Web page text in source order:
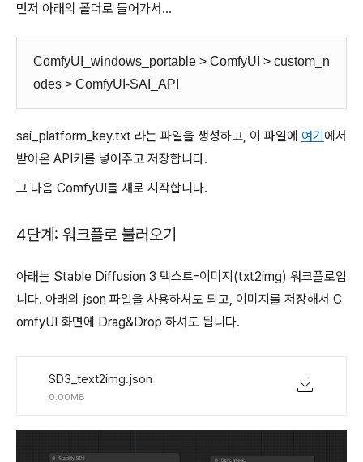
먼저 아래의 폴더로 들어가서...
ComfyUI_windows_portable > ComfyUI > custom_n
odes > ComfyUI-SAI_API
sai_platform_key.txt 라는 파일을 생성하고, 이 파일에 여기에서
받아온 API키를 넣어주고 저장합니다.
그 다음 ComfyUI를 새로 시작합니다.
4단계: 워크플로 불러오기
아래는 Stable Diffusion 3 텍스트-이미지(txt2img) 워크플로입
니다. 아래의 json 파일을 사용하셔도 되고, 이미지를 저장해서 C
omfyUI 화면에 Drag&Drop 하셔도 됩니다.
SD3_text2img.json
0.00MB